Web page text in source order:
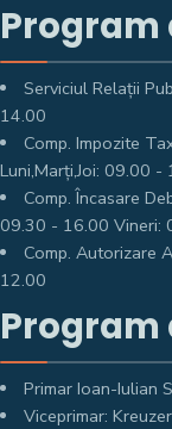
Program
Serviciul Relații
14.00
Comp. Impozite
Luni,Marți,Joi: 09.00
Comp. Încasare
09.30 - 16.00 Vineri:
Comp. Autorizare
12.00
Program
Primar Ioan-Iulian
Viceprimar: